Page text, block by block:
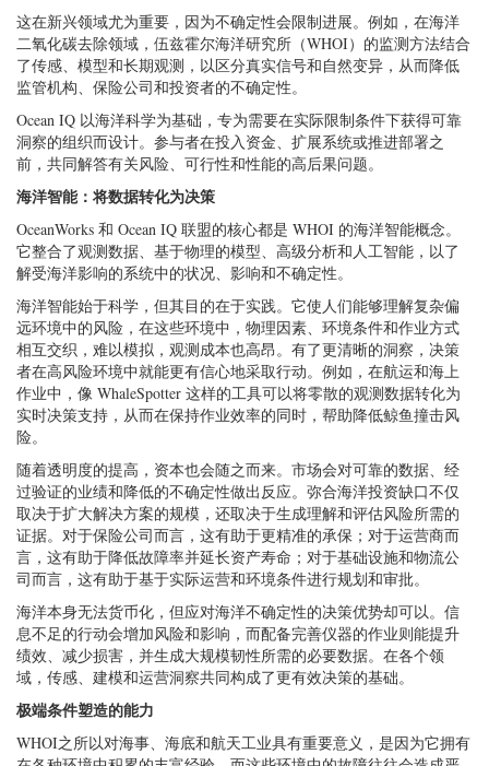
这在新兴领域尤为重要，因为不确定性会限制进展。例如，在海洋
二氧化碳去除领域，伍兹霍尔海洋研究所（WHOI）的监测方法结合
了传感、模型和长期观测，以区分真实信号和自然变异，从而降低
监管机构、保险公司和投资者的不确定性。
Ocean IQ 以海洋科学为基础，专为需要在实际限制条件下获得可靠
洞察的组织而设计。参与者在投入资金、扩展系统或推进部署之
前，共同解答有关风险、可行性和性能的高后果问题。
海洋智能：将数据转化为决策
OceanWorks 和 Ocean IQ 联盟的核心都是 WHOI 的海洋智能概念。
它整合了观测数据、基于物理的模型、高级分析和人工智能，以了
解受海洋影响的系统中的状况、影响和不确定性。
海洋智能始于科学，但其目的在于实践。它使人们能够理解复杂偏
远环境中的风险，在这些环境中，物理因素、环境条件和作业方式
相互交织，难以模拟，观测成本也高昂。有了更清晰的洞察，决策
者在高风险环境中就能更有信心地采取行动。例如，在航运和海上
作业中，像 WhaleSpotter 这样的工具可以将零散的观测数据转化为
实时决策支持，从而在保持作业效率的同时，帮助降低鲸鱼撞击风
险。
随着透明度的提高，资本也会随之而来。市场会对可靠的数据、经
过验证的业绩和降低的不确定性做出反应。弥合海洋投资缺口不仅
取决于扩大解决方案的规模，还取决于生成理解和评估风险所需的
证据。对于保险公司而言，这有助于更精准的承保；对于运营商而
言，这有助于降低故障率并延长资产寿命；对于基础设施和物流公
司而言，这有助于基于实际运营和环境条件进行规划和审批。
海洋本身无法货币化，但应对海洋不确定性的决策优势却可以。信
息不足的行动会增加风险和影响，而配备完善仪器的作业则能提升
绩效、减少损害，并生成大规模韧性所需的必要数据。在各个领
域，传感、建模和运营洞察共同构成了更有效决策的基础。
极端条件塑造的能力
WHOI之所以对海事、海底和航天工业具有重要意义，是因为它拥有